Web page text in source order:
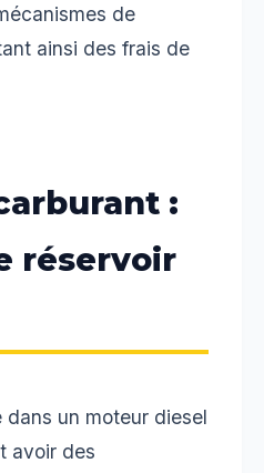
de
ainsi des frais de
:
réservoir
un moteur diesel
avoir des